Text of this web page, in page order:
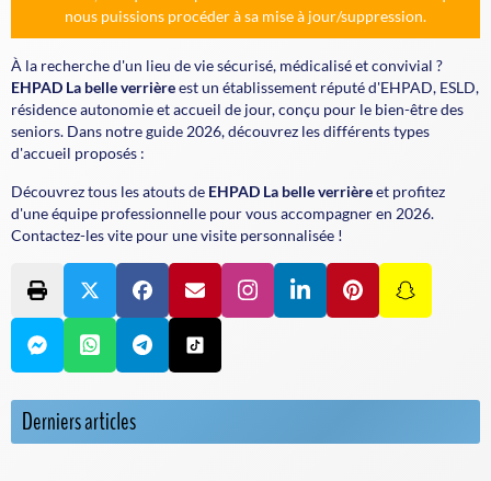
nous puissions procéder à sa mise à jour/suppression.
À la recherche d'un lieu de vie sécurisé, médicalisé et convivial ?
EHPAD La belle verrièreest un établissement réputé d'EHPAD, ESLD,
résidence autonomie et accueil de jour, conçu pour le bien-être des
seniors. Dans notre guide 2026, découvrez les différents types
d'accueil proposés :
Découvrez tous les atouts de EHPAD La belle verrièreet profitez
d'une équipe professionnelle pour vous accompagner en 2026.
Contactez-les vite pour une visite personnalisée !
Derniers articles